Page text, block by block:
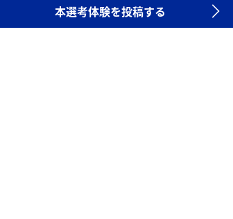
本選考体験を投稿する